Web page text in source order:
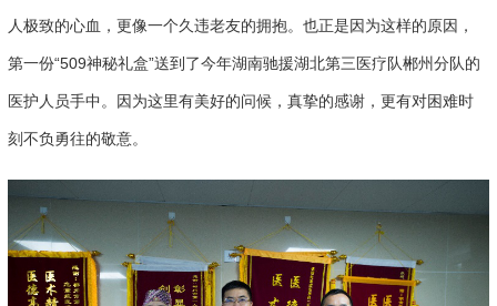
人极致的心血，更像一个久违老友的拥抱。也正是因为这样的原因，
第一份“509神秘礼盒”送到了今年湖南驰援湖北第三医疗队郴州分队的
医护人员手中。因为这里有美好的问候，真挚的感谢，更有对困难时
刻不负勇往的敬意。